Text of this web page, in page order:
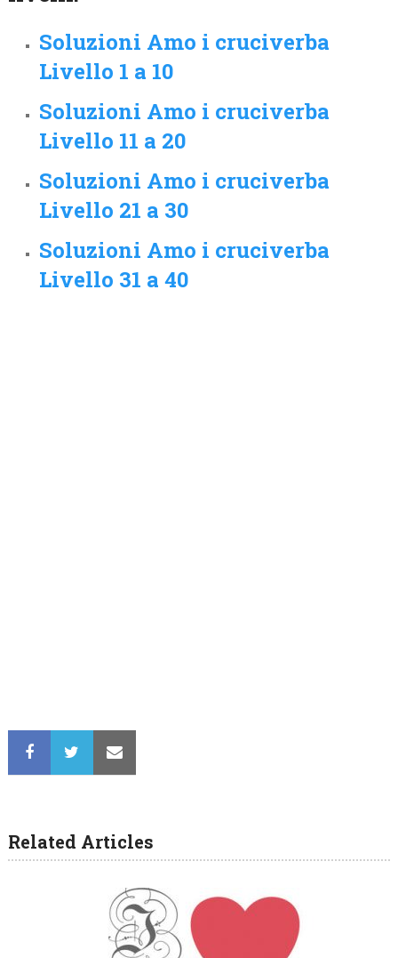
Soluzioni Amo i cruciverba
Livello 1 a 10
Soluzioni Amo i cruciverba
Livello 11 a 20
Soluzioni Amo i cruciverba
Livello 21 a 30
Soluzioni Amo i cruciverba
Livello 31 a 40
Related Articles